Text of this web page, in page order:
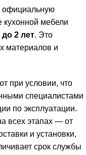
официальную
кухонной мебели
до 2 лет. Это
материалов и
при условии, что
специалистами
по эксплуатации.
всех этапах — от
и установки,
срок службы